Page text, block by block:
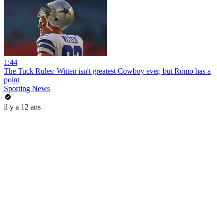
1:44
The Tuck Rules: Witten isn't greatest Cowboy ever, but Romo has a
point
Sporting News
il y a 12 ans